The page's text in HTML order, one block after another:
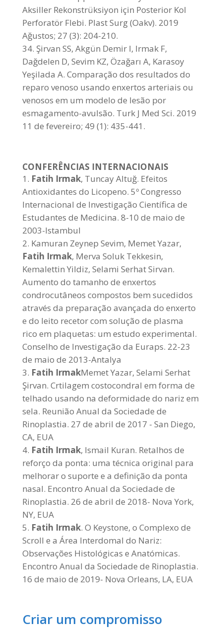
Aksiller Rekonstrüksiyon için Posterior Kol
Perforatör Flebi. Plast Surg (Oakv). 2019
Ağustos; 27 (3): 204-210.
Şirvan SS, Akgün Demir I, Irmak F,
Dağdelen D, Sevim KZ, Özağarı A, Karasoy
Yeşilada A. Comparação dos resultados do
reparo venoso usando enxertos arteriais ou
venosos em um modelo de lesão por
esmagamento-avulsão. Turk J Med Sci. 2019
11 de fevereiro; 49 (1): 435-441.
CONFERÊNCIAS INTERNACIONAIS
Fatih Irmak, Tuncay Altuğ. Efeitos
Antioxidantes do Licopeno. 5º Congresso
Internacional de Investigação Científica de
Estudantes de Medicina. 8-10 de maio de
2003-Istambul
Kamuran Zeynep Sevim, Memet Yazar,
Fatih Irmak, Merva Soluk Tekkesin,
Kemalettin Yildiz, Selami Serhat Sirvan.
Aumento do tamanho de enxertos
condrocutâneos compostos bem sucedidos
através da preparação avançada do enxerto
e do leito recetor com solução de plasma
rico em plaquetas: um estudo experimental.
Conselho de Investigação da Euraps. 22-23
de maio de 2013-Antalya
Fatih IrmakMemet Yazar, Selami Serhat
Şirvan. Crtilagem costocondral em forma de
telhado usando na deformidade do nariz em
sela. Reunião Anual da Sociedade de
Rinoplastia. 27 de abril de 2017 - San Diego,
CA, EUA
Fatih Irmak, Ismail Kuran. Retalhos de
reforço da ponta: uma técnica original para
melhorar o suporte e a definição da ponta
nasal. Encontro Anual da Sociedade de
Rinoplastia. 26 de abril de 2018- Nova York,
NY, EUA
Fatih Irmak. O Keystone, o Complexo de
Scroll e a Área Interdomal do Nariz:
Observações Histológicas e Anatómicas.
Encontro Anual da Sociedade de Rinoplastia.
16 de maio de 2019- Nova Orleans, LA, EUA
Criar um compromisso